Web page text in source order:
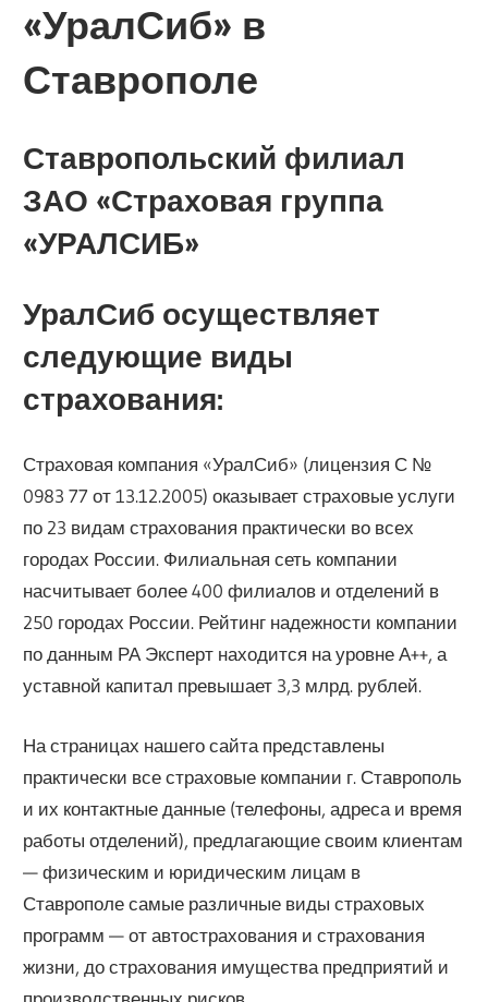
«УралСиб» в
Ставрополе
Ставропольский филиал
ЗАО «Страховая группа
«УРАЛСИБ»
УралСиб осуществляет
следующие виды
страхования:
Страховая компания «УралСиб» (лицензия С №
0983 77 от 13.12.2005) оказывает страховые услуги
по 23 видам страхования практически во всех
городах России. Филиальная сеть компании
насчитывает более 400 филиалов и отделений в
250 городах России. Рейтинг надежности компании
по данным РА Эксперт находится на уровне А++, а
уставной капитал превышает 3,3 млрд. рублей.
На страницах нашего сайта представлены
практически все страховые компании г. Ставрополь
и их контактные данные (телефоны, адреса и время
работы отделений), предлагающие своим клиентам
— физическим и юридическим лицам в
Ставрополе самые различные виды страховых
программ — от автострахования и страхования
жизни, до страхования имущества предприятий и